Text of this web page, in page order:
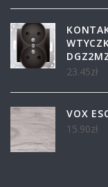
23.45zł
VOX
15.90zł